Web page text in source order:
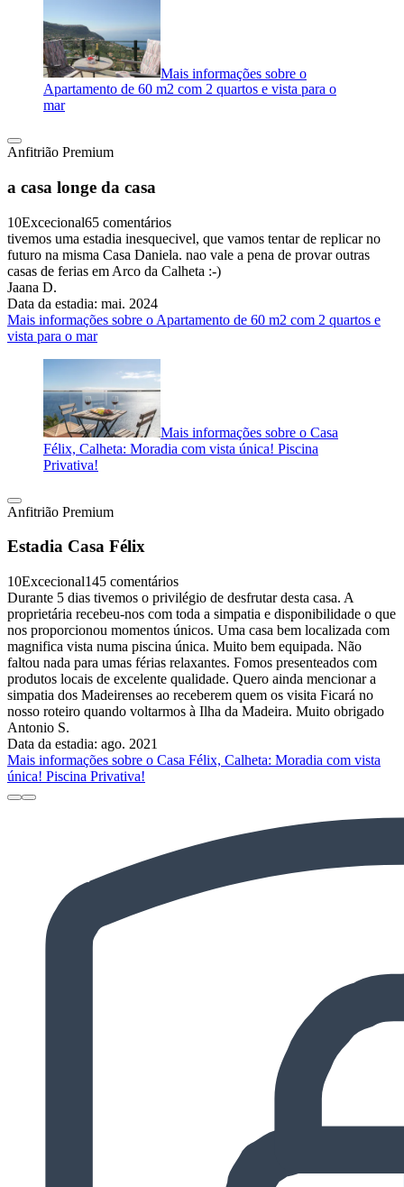
Mais informações sobre o
Apartamento de 60 m2 com 2 quartos e vista para o
mar
Anfitrião Premium
a casa longe da casa
10Excecional65 comentários
tivemos uma estadia inesquecivel, que vamos tentar de replicar no
futuro na misma Casa Daniela. nao vale a pena de provar outras
casas de ferias em Arco da Calheta :-)
Jaana D.
Data da estadia: mai. 2024
Mais informações sobre o Apartamento de 60 m2 com 2 quartos e
vista para o mar
Mais informações sobre o Casa
Félix, Calheta: Moradia com vista única! Piscina
Privativa!
Anfitrião Premium
Estadia Casa Félix
10Excecional145 comentários
Durante 5 dias tivemos o privilégio de desfrutar desta casa. A
proprietária recebeu-nos com toda a simpatia e disponibilidade o que
nos proporcionou momentos únicos. Uma casa bem localizada com
magnifica vista numa piscina única. Muito bem equipada. Não
faltou nada para umas férias relaxantes. Fomos presenteados com
produtos locais de excelente qualidade. Quero ainda mencionar a
simpatia dos Madeirenses ao receberem quem os visita Ficará no
nosso roteiro quando voltarmos à Ilha da Madeira. Muito obrigado
Antonio S.
Data da estadia: ago. 2021
Mais informações sobre o Casa Félix, Calheta: Moradia com vista
única! Piscina Privativa!